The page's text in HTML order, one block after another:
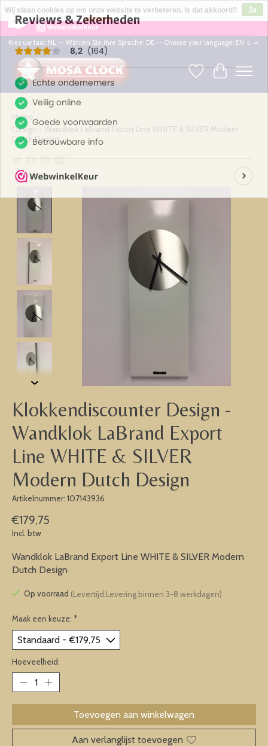
8,2
164 Reviews ×
Kies uw taal: NL -- Wählen Sie ihre Sprache: DE -- Choose your language: EN ⇓ ⇒
Verlanglijst
Home
Design - Wandklok LaBrand Export Line WHITE & SILVER Modern
Dutch Design
Klokkendiscounter Design -
Wandklok LaBrand Export
Line WHITE & SILVER
Modern Dutch Design
Artikelnummer: 107143936
€179,75
Incl. btw
Wandklok LaBrand Export Line WHITE & SILVER Modern
Dutch Design
Op voorraad (Levertijd:Levering binnen 3-8 werkdagen)
Maak een keuze: *
Hoeveelheid:
Toevoegen aan winkelwagen
Aan verlanglijst toevoegen
Wij slaan cookies op om onze website te verbeteren. Is dat akkoord?
Ja
Nee
Meer over cookies »